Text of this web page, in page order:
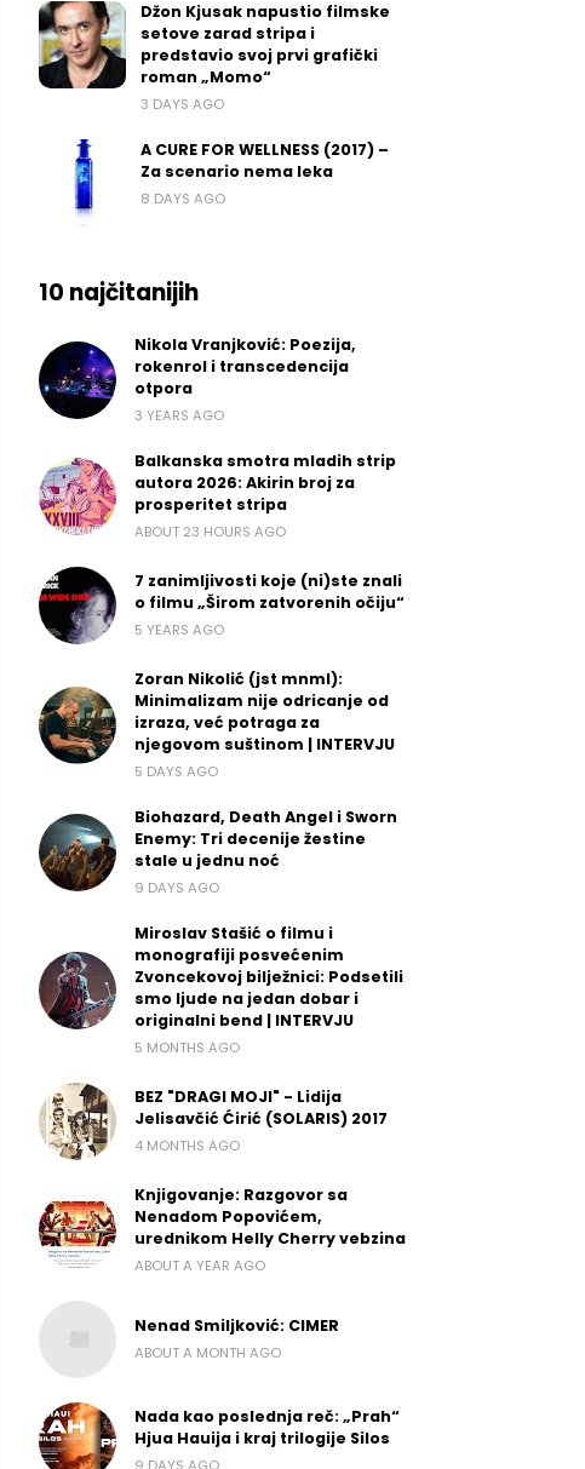
Džon Kjusak napustio filmske
setove zarad stripa i
predstavio svoj prvi grafički
roman „Momo“
3 DAYS AGO
A CURE FOR WELLNESS (2017) –
Za scenario nema leka
8 DAYS AGO
10 najčitanijih
Nikola Vranjković: Poezija,
rokenrol i transcedencija
otpora
3 YEARS AGO
Balkanska smotra mladih strip
autora 2026: Akirin broj za
prosperitet stripa
ABOUT 23 HOURS AGO
7 zanimljivosti koje (ni)ste znali
o filmu „Širom zatvorenih očiju“
5 YEARS AGO
Zoran Nikolić (jst mnml):
Minimalizam nije odricanje od
izraza, već potraga za
njegovom suštinom | INTERVJU
5 DAYS AGO
Biohazard, Death Angel i Sworn
Enemy: Tri decenije žestine
stale u jednu noć
9 DAYS AGO
Miroslav Stašić o filmu i
monografiji posvećenim
Zvoncekovoj bilježnici: Podsetili
smo ljude na jedan dobar i
originalni bend | INTERVJU
5 MONTHS AGO
BEZ "DRAGI MOJI" - Lidija
Jelisavčić Ćirić (SOLARIS) 2017
4 MONTHS AGO
Knjigovanje: Razgovor sa
Nenadom Popovićem,
urednikom Helly Cherry vebzina
ABOUT A YEAR AGO
Nenad Smiljković: CIMER
ABOUT A MONTH AGO
Nada kao poslednja reč: „Prah“
Hjua Hauija i kraj trilogije Silos